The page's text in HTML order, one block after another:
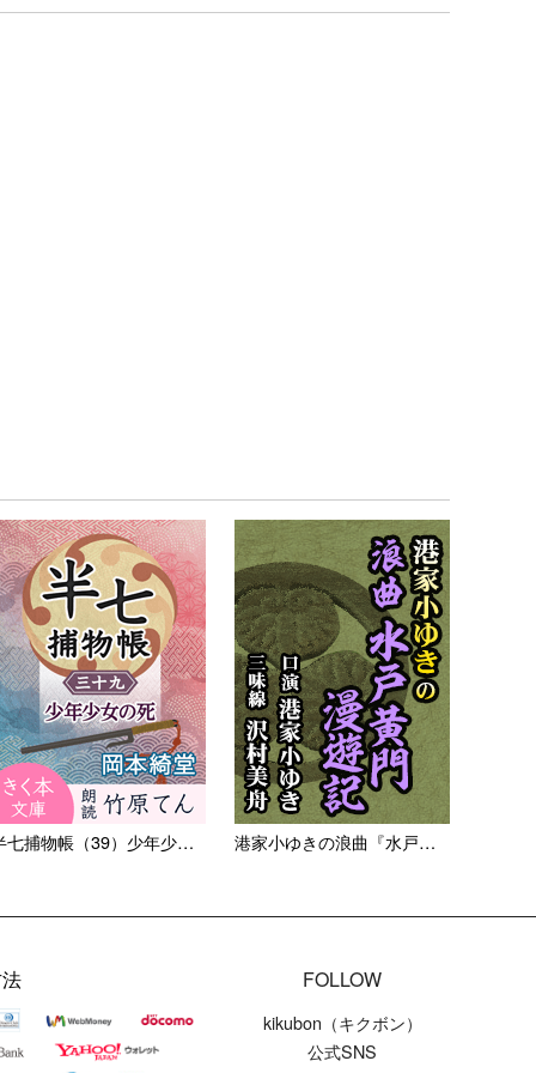
半七捕物帳（39）少年少女の... 港家小ゆきの浪曲『水戸黄門漫...
FOLLOW
kikubon（キクボン）
公式SNS